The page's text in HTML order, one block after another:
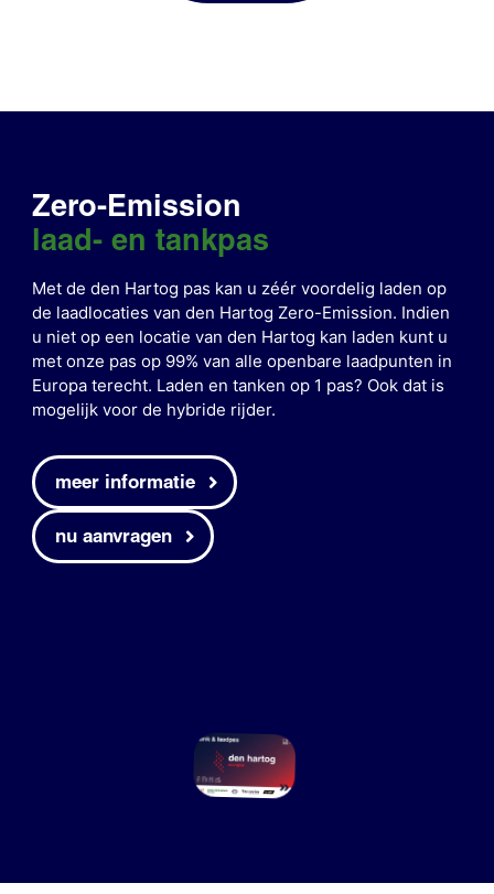
Zero-Emission
laad- en tankpas
Met de den Hartog pas kan u zéér voordelig laden op
de laadlocaties van den Hartog Zero-Emission. Indien
u niet op een locatie van den Hartog kan laden kunt u
met onze pas op 99% van alle openbare laadpunten in
Europa terecht. Laden en tanken op 1 pas? Ook dat is
mogelijk voor de hybride rijder.
meer informatie
nu aanvragen